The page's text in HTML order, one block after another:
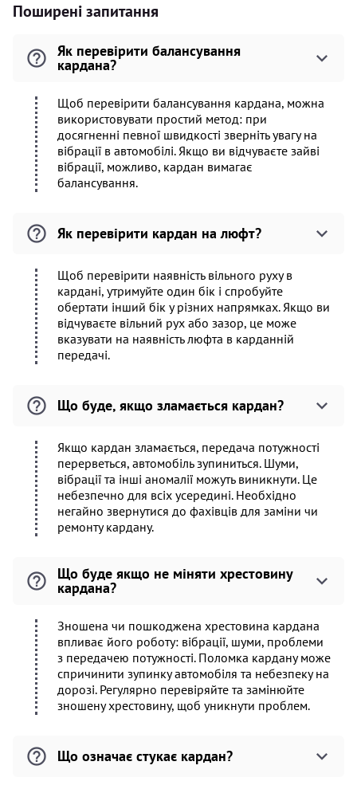
Поширені запитання
Як перевірити балансування
кардана?
Щоб перевірити балансування кардана, можна
використовувати простий метод: при
досягненні певної швидкості зверніть увагу на
вібрації в автомобілі. Якщо ви відчуваєте зайві
вібрації, можливо, кардан вимагає
балансування.
Як перевірити кардан на люфт?
Щоб перевірити наявність вільного руху в
кардані, утримуйте один бік і спробуйте
обертати інший бік у різних напрямках. Якщо ви
відчуваєте вільний рух або зазор, це може
вказувати на наявність люфта в карданній
передачі.
Що буде, якщо зламається кардан?
Якщо кардан зламається, передача потужності
перерветься, автомобіль зупиниться. Шуми,
вібрації та інші аномалії можуть виникнути. Це
небезпечно для всіх усередині. Необхідно
негайно звернутися до фахівців для заміни чи
ремонту кардану.
Що буде якщо не міняти хрестовину
кардана?
Зношена чи пошкоджена хрестовина кардана
впливає його роботу: вібрації, шуми, проблеми
з передачею потужності. Поломка кардану може
спричинити зупинку автомобіля та небезпеку на
дорозі. Регулярно перевіряйте та замінюйте
зношену хрестовину, щоб уникнути проблем.
Що означає стукає кардан?